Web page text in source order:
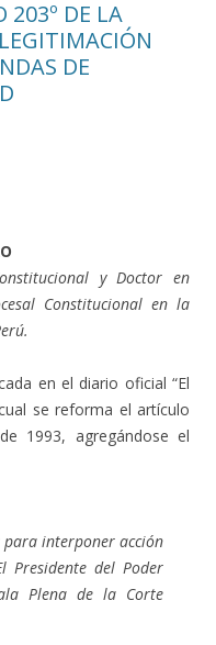
203º DE LA
DE
y Doctor en
Constitucional en la
en el diario oficial “El
se reforma el artículo
1993, agregándose el
para interponer acción
Presidente del Poder
Plena de la Corte